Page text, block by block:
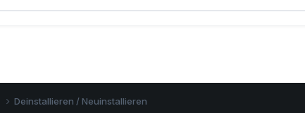
Deinstallieren / Neuinstallieren